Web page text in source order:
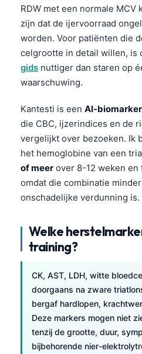
RDW met een normale
zijn dat de ijervoorraad
worden. Voor patiënten die
celgrootte in detail willen, is
gids nuttiger dan staren op
waarschuwing.
Kantesti is een AI-
die CBC, ijzerindices en de
vergelijkt over bezoeken. Ik
het hemoglobine van een
of meer over 8-12 weken
omdat die combinatie
onschadelijke verdunning is.
Welke
training?
CK, AST, LDH, witte
doorgaans na zware
bergaf hardlopen,
Deze markers mogen niet
tenzij de grootte, duur,
bijbehorende nier-
فارسی
Български
Dansk
हिन्दी
Հայերեն
Српски језик
Svenska
Bosanski
Azərbaycan dili
Eesti
日本語
Čeština
ქართული
Русский
Lietuvių kalba
Polski